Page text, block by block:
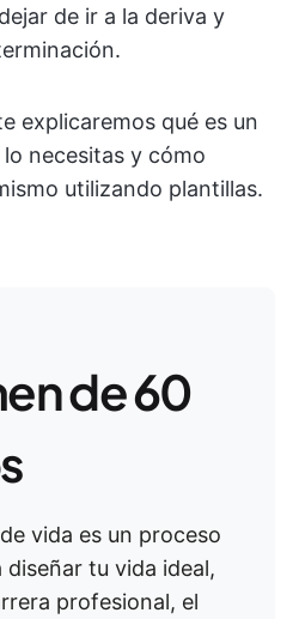
de ir a la deriva y
explicaremos qué es un
necesitas y cómo
utilizando plantillas.
de 60
vida es un proceso
tu vida ideal,
profesional, el